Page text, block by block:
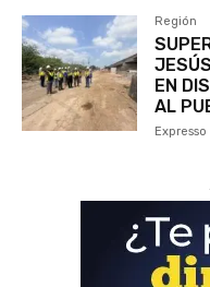
Región
EN
AL